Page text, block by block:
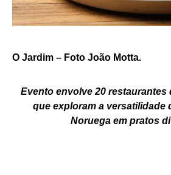
O Jardim – Foto João Motta.
Evento envolve 20 restaurantes
que exploram a versatilidade
Noruega em pratos